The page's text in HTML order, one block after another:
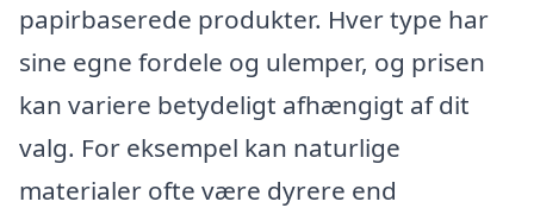
papirbaserede produkter. Hver type har
sine egne fordele og ulemper, og prisen
kan variere betydeligt afhængigt af dit
valg. For eksempel kan naturlige
materialer ofte være dyrere end